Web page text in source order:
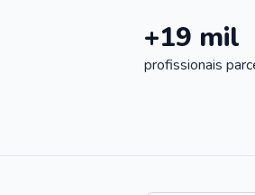
+19 mil
profissionais